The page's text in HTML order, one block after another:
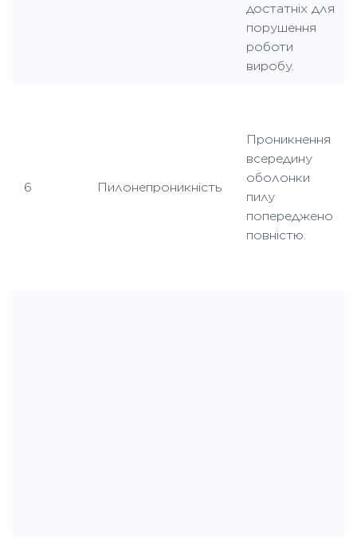
достатніх для
порушення
роботи
виробу.
6 Пилонепроникність
Проникнення
всередину
оболонки
пилу
попереджено
повністю.